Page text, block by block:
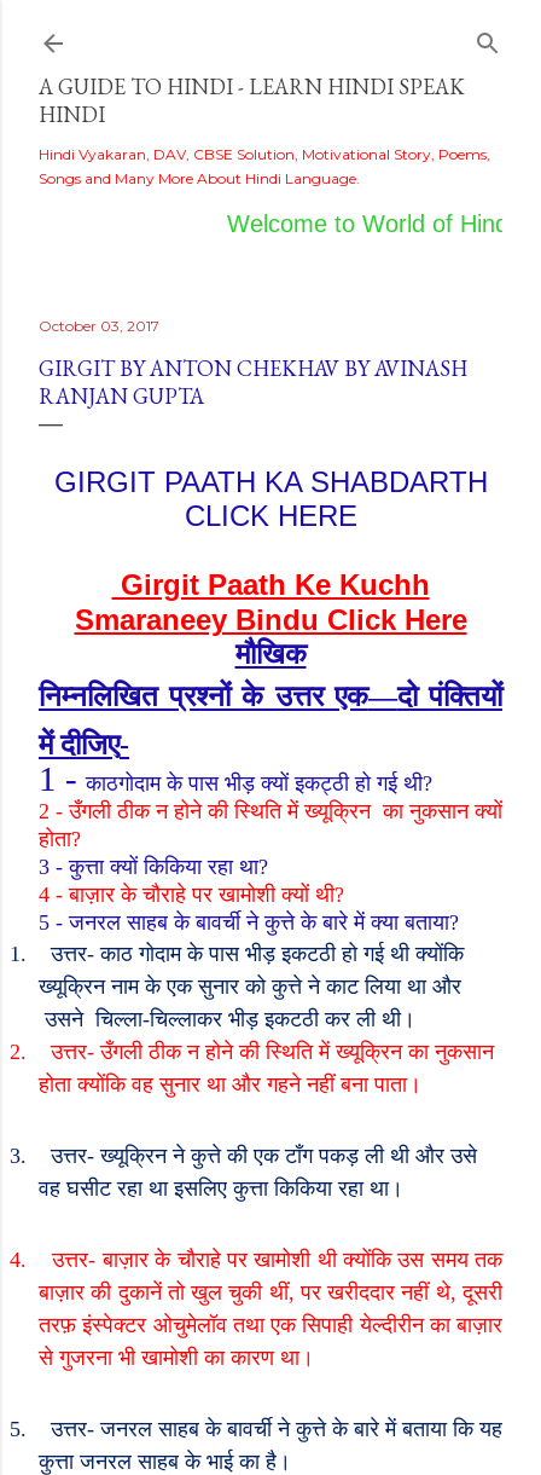
A GUIDE TO HINDI - LEARN HINDI SPEAK
HINDI
Hindi Vyakaran, DAV, CBSE Solution, Motivational Story, Poems,
Songs and Many More About Hindi Language.
Welcome to World of Hindi
October 03, 2017
GIRGIT BY ANTON CHEKHAV BY AVINASH
RANJAN GUPTA
GIRGIT PAATH KA SHABDARTH
CLICK HERE
Girgit Paath Ke Kuchh
Smaraneey Bindu Click Here
मौखिक
निम्नलिखित प्रश्नों के उत्तर एक—दो पंक्तियों
में दीजिए-
1 -काठगोदाम के पास भीड़ क्यों इकट्ठी हो गई थी?
2 -उँगली ठीक न होने की स्थिति में ख्यूक्रिन का नुकसान क्यों
होता?
3 -कुत्ता क्यों किकिया रहा था?
4 -बाज़ार के चौराहे पर खामोशी क्यों थी?
5 -जनरल साहब के बावर्ची ने कुत्ते के बारे में क्या बताया?
1.
उत्तर- काठ गोदाम के पास भीड़ इकटठी हो गई थी क्योंकि
ख्यूक्रिन नाम के एक सुनार को कुत्ते ने काट लिया था और
उसने चिल्ला-चिल्लाकर भीड़ इकटठी कर ली थी।
2.
उत्तर- उँगली ठीक न होने की स्थिति में ख्यूक्रिन का नुकसान
होता क्योंकि वह सुनार था और गहने नहीं बना पाता।
3.
उत्तर- ख्यूक्रिन ने कुत्ते की एक टाँग पकड़ ली थी और उसे
वह घसीट रहा था इसलिए कुत्ता किकिया रहा था।
4.
उत्तर- बाज़ार के चौराहे पर खामोशी थी क्योंकि उस समय तक
बाज़ार की दुकानें तो खुल चुकी थीं, पर खरीददार नहीं थे, दूसरी
तरफ़ इंस्पेक्टर ओचुमेलॉव तथा एक सिपाही येल्दीरीन का बाज़ार
से गुजरना भी खामोशी का कारण था।
5.
उत्तर- जनरल साहब के बावर्ची ने कुत्ते के बारे में बताया कि यह
कुत्ता जनरल साहब के भाई का है।